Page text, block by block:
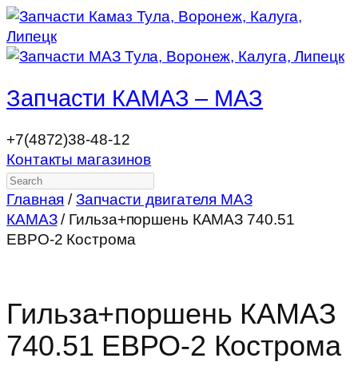
Запчасти КАМАЗ – МАЗ
+7(4872)38-48-12
Контакты магазинов
Search
Главная /Запчасти двигателя МАЗ
КАМАЗ/ Гильза+поршень КАМАЗ 740.51
ЕВРО-2 Кострома
Гильза+поршень КАМАЗ
740.51 ЕВРО-2 Кострома